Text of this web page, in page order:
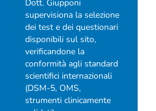
Dott. Giupponi
supervisiona la selezione
dei test e dei questionari
disponibili sul sito,
verificandone la
conformità agli standard
scientifici internazionali
(DSM-5, OMS,
strumenti clinicamente